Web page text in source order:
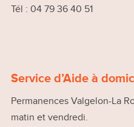
Tél : 04 79 36 40 51
Service d’Aide à
Permanences Valgelon-La
matin et vendredi.